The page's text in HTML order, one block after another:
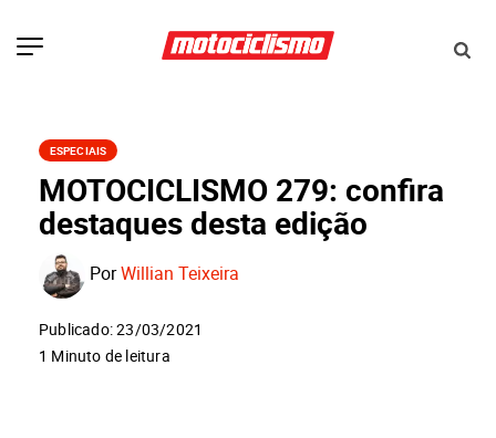
ESPECIAIS
MOTOCICLISMO 279: confira
destaques desta edição
PorWillian Teixeira
Publicado: 23/03/2021
1 Minuto de leitura